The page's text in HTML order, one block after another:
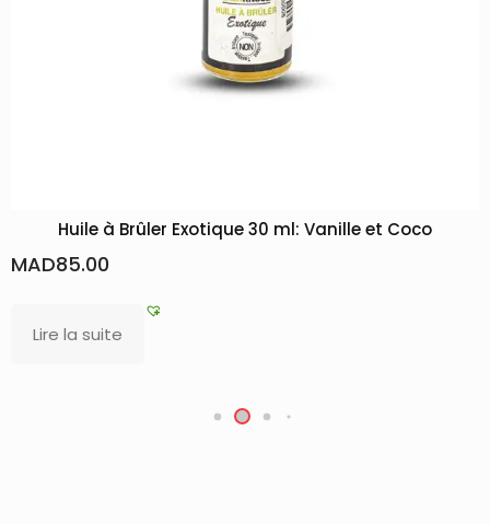
Huile à Brûler Exotique 30 ml: Vanille et Coco
MAD85.00
Lire la suite